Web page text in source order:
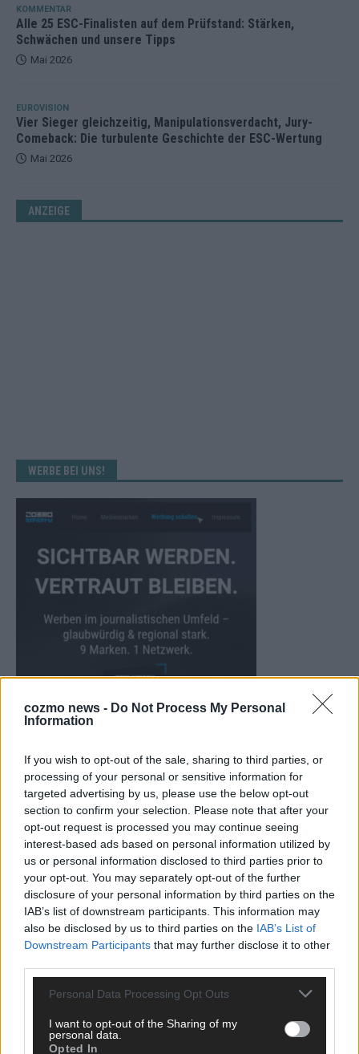
cozmo news - Do Not Process My Personal
Information
If you wish to opt-out of the sale, sharing to third parties, or
processing of your personal or sensitive information for
targeted advertising by us, please use the below opt-out
section to confirm your selection. Please note that after your
opt-out request is processed you may continue seeing
interest-based ads based on personal information utilized by
us or personal information disclosed to third parties prior to
your opt-out. You may separately opt-out of the further
disclosure of your personal information by third parties on the
IAB’s list of downstream participants. This information may
also be disclosed by us to third parties on the IAB’s List of
Downstream Participants that may further disclose it to other
Personal Data Processing Opt Outs
I want to opt-out of the Sharing of my
personal data.
Opted In
KOMMENTAR
Alle 25 ESC-Finalisten auf dem Prüfstand: Stärken,
Schwächen und unsere Tipps
Mai 2026
EUROVISION
Vier Sieger gleichzeitig, Manipulationsverdacht, Jury-
Comeback: Die turbulente Geschichte der ESC-Wertung
Mai 2026
ANZEIGE
WERBE BEI UNS!
KEINE NEWS MEHR VERPASSEN